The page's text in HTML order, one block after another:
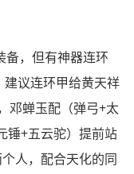
备，但有神器连环
建议连环甲给黄天祥
邓蝉玉配（弹弓+太
锤+五云驼）提前站
人，配合天化的同